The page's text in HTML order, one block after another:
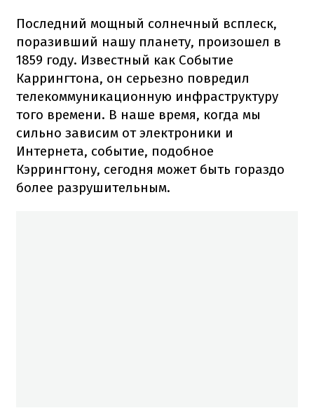
Последний мощный солнечный всплеск,
поразивший нашу планету, произошел в
1859 году. Известный как Событие
Каррингтона, он серьезно повредил
телекоммуникационную инфраструктуру
того времени. В наше время, когда мы
сильно зависим от электроники и
Интернета, событие, подобное
Кэррингтону, сегодня может быть гораздо
более разрушительным.